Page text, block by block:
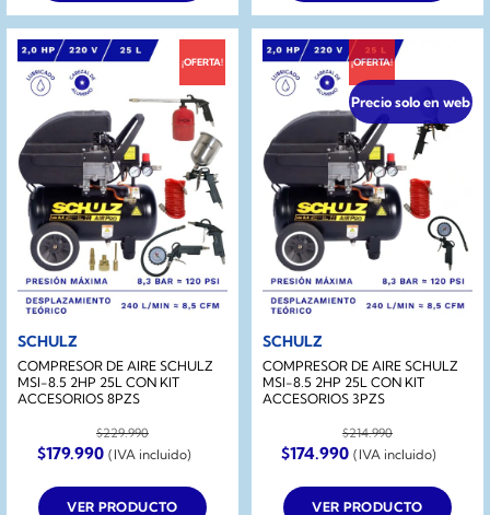
¡OFERTA!
SCHULZ
COMPRESOR DE AIRE SCHULZ
MSI-8.5 2HP 25L CON KIT
ACCESORIOS 8PZS
$229.990
El
precio
original
era:
$179.990El
precio
actual
es:
(IVA incluido)
VER PRODUCTO
¡OFERTA!
Precio solo en web
SCHULZ
COMPRESOR DE AIRE SCHULZ
MSI-8.5 2HP 25L CON KIT
ACCESORIOS 3PZS
$214.990
El
precio
original
era:
$174.990El
precio
actual
es:
(IVA incluido)
VER PRODUCTO